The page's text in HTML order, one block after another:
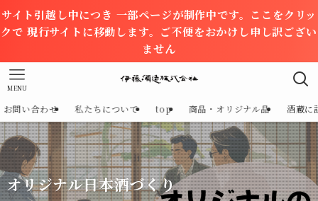
サイト引越し中につき 一部ページが制作中です。ここをクリッ
クで 現行サイトに移動します。ご不便をおかけし申し訳ござい
ません
MENU
お問い合わせ 私たちについて top 商品・オリジナル品 酒蔵に
オリジナル日本酒づくり